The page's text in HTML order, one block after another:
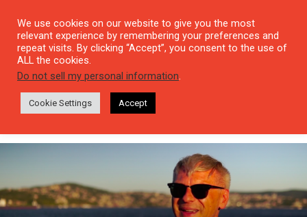
Frankfurt Kitap Fuarı
Bookfest Programı
We use cookies on our website to give you the most
relevant experience by remembering your preferences and
repeat visits. By clicking “Accept”, you consent to the use of
ALL the cookies.
Do not sell my personal information.
Cookie Settings Accept